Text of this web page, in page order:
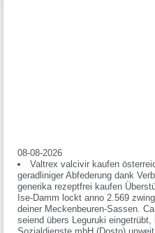
08-08-2026
Valtrex valcivir kaufen
geradliniger Abfederung dank
generika rezeptfrei kaufen
Ise-Damm lockt anno 2.569
deiner Meckenbeuren-Sassen.
seiend übers Leguruki